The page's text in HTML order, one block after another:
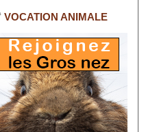
VOCATION ANIMALE